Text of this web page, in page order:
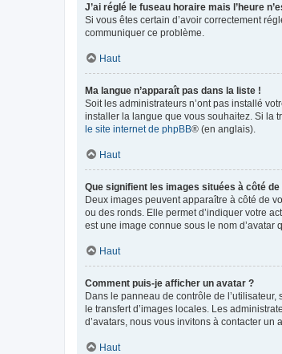
J’ai réglé le fuseau horaire mais l’heure
Si vous êtes certain d’avoir correctement
communiquer ce problème.
Haut
Ma langue n’apparaît pas dans la liste !
Soit les administrateurs n’ont pas installé
installer la langue que vous souhaitez. Si la
le site internet de phpBB® (en anglais).
Haut
Que signifient les images situées à côté de
Deux images peuvent apparaître à côté de
ou des ronds. Elle permet d’indiquer votre
est une image connue sous le nom
Haut
Comment puis-je afficher un avatar ?
Dans le panneau de contrôle de
le transfert d’images locales. Les
d’avatars, nous vous invitons à contacter un
Haut